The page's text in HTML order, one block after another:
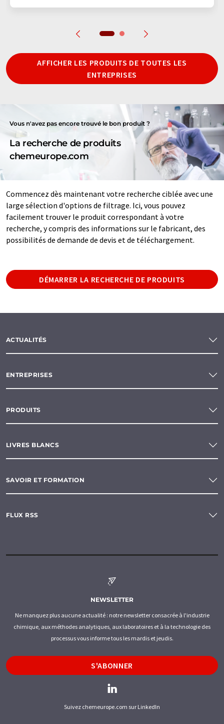
AFFICHER LES PRODUITS DE TOUTES LES
ENTREPRISES
Vous n'avez pas encore trouvé le bon produit ?
La recherche de produits
chemeurope.com
Commencez dès maintenant votre recherche ciblée avec une
large sélection d'options de filtrage. Ici, vous pouvez
facilement trouver le produit correspondant à votre
recherche, y compris des informations sur le fabricant, des
possibilités de demande de devis et de téléchargement.
DÉMARRER LA RECHERCHE DE PRODUITS
ACTUALITÉS
ENTREPRISES
PRODUITS
LIVRES BLANCS
SAVOIR ET FORMATION
FLUX RSS
NEWSLETTER
Ne manquez plus aucune actualité : notre newsletter consacrée à l'industrie
chimique, aux méthodes analytiques, aux laboratoires et à la technologie des
processus vous informe tous les mardis et jeudis.
S'ABONNER
Suivez chemeurope.com sur LinkedIn